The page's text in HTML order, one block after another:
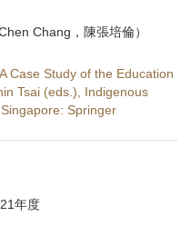
Chang，陳張培倫）
Case Study of the Education
Tsai (eds.), Indigenous
Springer
年度